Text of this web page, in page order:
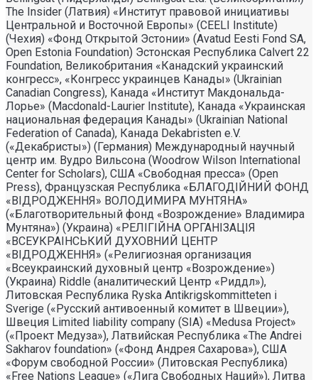
The Insider (Латвия) «Институт правовой инициативы
Центральной и Восточной Европы» (CEELI Institute)
(Чехия) «Фонд Открытой Эстонии» (Avatud Eesti Fond SA,
Open Estonia Foundation) Эстонская Республика Calvert 22
Foundation, Великобритания «Канадский украинский
конгресс», «Конгресс украинцев Канады» (Ukrainian
Canadian Congress), Канада «Институт Макдональда-
Лорье» (Macdonald-Laurier Institute), Канада «Украинская
национальная федерация Канады» (Ukrainian National
Federation of Canada), Канада Dekabristen e.V.
(«Декабристы») (Германия) Международный научный
центр им. Вудро Вильсона (Woodrow Wilson International
Center for Scholars), США «Свободная пресса» (Open
Press), Французская Республика «БЛАГОДIЙНИЙ ФОНД
«ВIДРОДЖЕННЯ» ВОЛОДИМИРА МУНТЯНА»
(«Благотворительный фонд «Возрождение» Владимира
Мунтяна») (Украина) «РЕЛIГIЙНА ОРГАНIЗАЦIЯ
«ВСЕУКРАIНСЬКИЙ ДУХОВНИЙ ЦЕНТР
«ВIДРОДЖЕННЯ» («Религиозная организация
«Всеукраинский духовный центр «Возрождение»)
(Украина) Riddle (аналитический Центр «Риддл»),
Литовская Республика Ryska Antikrigskommitteten i
Sverige («Русский антивоенный комитет в Швеции»),
Швеция Limited liability company (SIA) «Medusa Project»
(«Проект Медуза»), Латвийская Республика «The Andrei
Sakharov foundation» («Фонд Андрея Сахарова»), США
«Форум свободной России» (Литовская Республика)
«Free Nations League» («Лига Свободных Наций»), Литва